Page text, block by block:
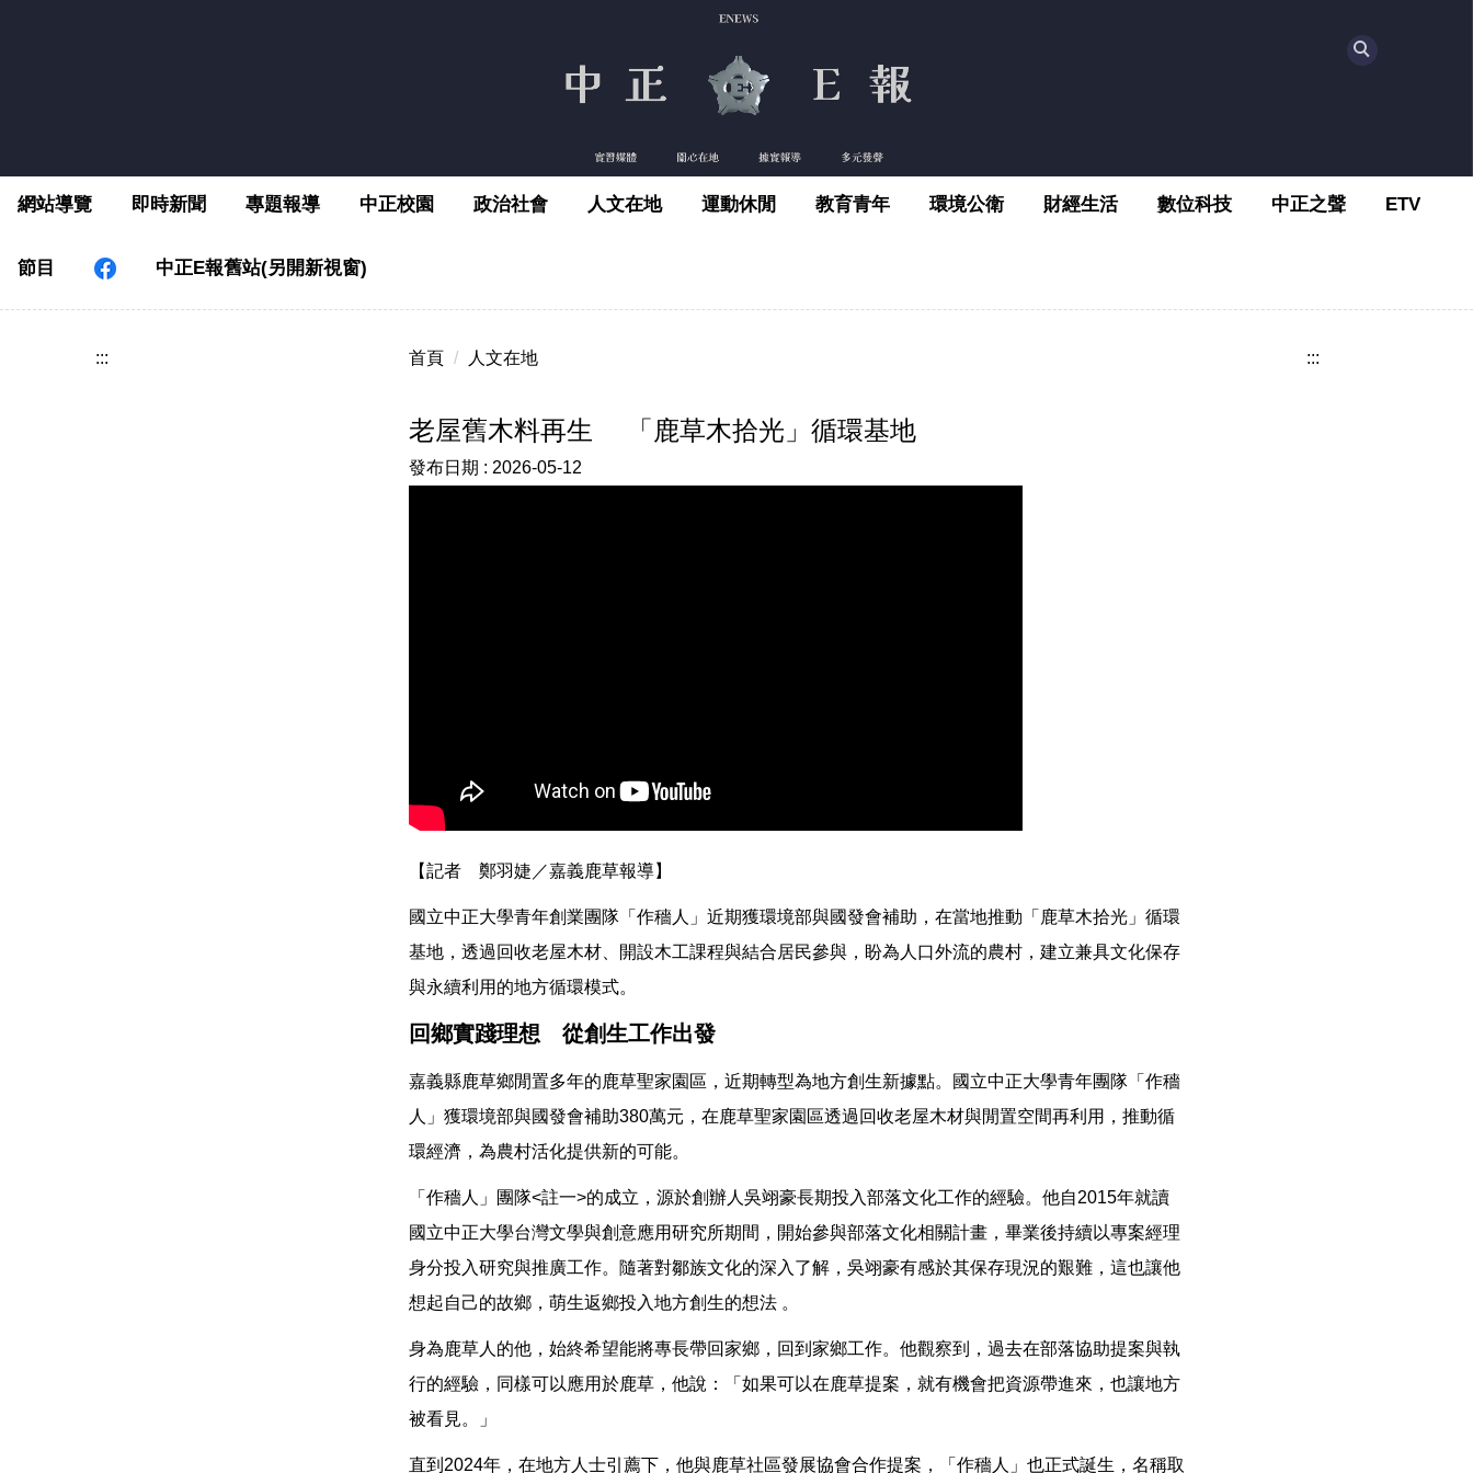
區
網站導覽 即時新聞 專題報導 中正校園 政治社會 人文在地 運動休閒 教育青年 環境公衛 財經生活 數位科技 中正之聲 ETV
節目 中正E報舊站(另開新視窗)
::: 首頁 人文在地
老屋舊木料再生 「鹿草木拾光」循環基地
發布日期 : 2026-05-12
【記者 鄭羽婕／嘉義鹿草報導】
國立中正大學青年創業團隊「作穡人」近期獲環境部與國發會補助，在當地推動「鹿草木拾光」循環
基地，透過回收老屋木材、開設木工課程與結合居民參與，盼為人口外流的農村，建立兼具文化保存
與永續利用的地方循環模式。
回鄉實踐理想 從創生工作出發
嘉義縣鹿草鄉閒置多年的鹿草聖家園區，近期轉型為地方創生新據點。國立中正大學青年團隊「作穡
人」獲環境部與國發會補助380萬元，在鹿草聖家園區透過回收老屋木材與閒置空間再利用，推動循
環經濟，為農村活化提供新的可能。
「作穡人」團隊<註一>的成立，源於創辦人吳翊豪長期投入部落文化工作的經驗。他自2015年就讀
國立中正大學台灣文學與創意應用研究所期間，開始參與部落文化相關計畫，畢業後持續以專案經理
身分投入研究與推廣工作。隨著對鄒族文化的深入了解，吳翊豪有感於其保存現況的艱難，這也讓他
想起自己的故鄉，萌生返鄉投入地方創生的想法 。
身為鹿草人的他，始終希望能將專長帶回家鄉，回到家鄉工作。他觀察到，過去在部落協助提案與執
行的經驗，同樣可以應用於鹿草，他說：「如果可以在鹿草提案，就有機會把資源帶進來，也讓地方
被看見。」
直到2024年，在地方人士引薦下，他與鹿草社區發展協會合作提案，「作穡人」也正式誕生，名稱取
:::